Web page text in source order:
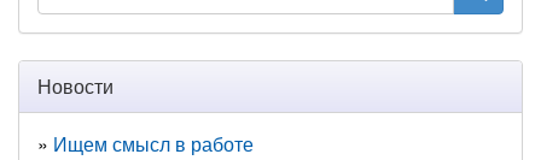
Новости
Ищем смысл в работе